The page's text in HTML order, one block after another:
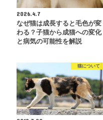
2026.4.7
なぜ猫は成長すると毛色が変
わる？子猫から成猫への変化
と病気の可能性を解説
猫について